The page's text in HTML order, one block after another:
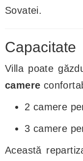
Sovatei.
Capacitate
Villa poate
camere
2 camere
3 camere
Această